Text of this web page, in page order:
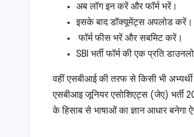
अब लॉग इन करें और फॉर्म भरें।
इसके बाद डॉक्यूमेंट्स अपलोड करें।
फॉर्म फीस भरें और सबमिट करें।
SBI भर्ती फॉर्म की एक प्रति
वहीं एसबीआई की तरफ से किसी भी
एसबीआइ जूनियर एसोशिएट्स (जेए) भर्ती
के हिसाब से भाषाओं का ज्ञान आधार